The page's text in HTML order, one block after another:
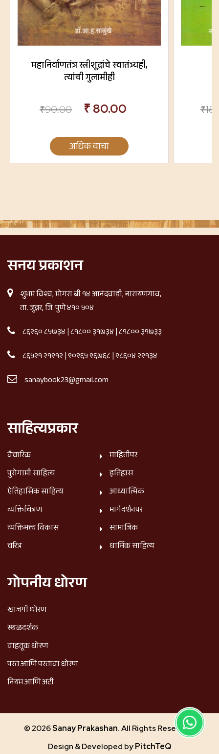
महानिर्वाणतंत्र स्त्रीशूद्रांचे स्वातंत्र्यही,
त्यांची गुलामीही
₹90.00 ₹ 80.00
अधिक वाचा
₹
सनय प्रकाशन
शुभम विश्व, मोगरा बी १४ आनंदवाडी, नारायणगाव,
ता. जुन्नर, जि. पुणे ४१० ५०४
८६२६० ८५७३४|८१८०० ३१७३४|८१८०० ३१७३३
८६५२१ २१९१२|९०९६५ ९६७६८|९८६०४ २९१३४
sanaybook23@gmail.com
साहित्यप्रकार
वैचारिक
पुरोगामी साहित्य
ऐतिहासिक साहित्य
व्यक्तिचित्रण
व्यक्तिमत्त्व विकास
चरित्र
माहितीपर
इतिहास
आध्यात्मिक
मार्गदर्शनपर
सामाजिक
धार्मिक साहित्य
गोपनीय धोरण
खाजगी धोरण
स्थळदर्शक
वाहतूक धोरण
परत आणि परतावा धोरण
नियम आणि अटी
© 2026Sanay Prakashan. All Rights Reserved.
Design & Developed byPitchTeQ